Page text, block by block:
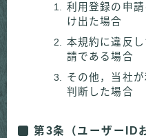
利用登録の申
け出た場合
本規約に違反
請である場合
その他，当社
判断した場合
第3条（ユーザーID